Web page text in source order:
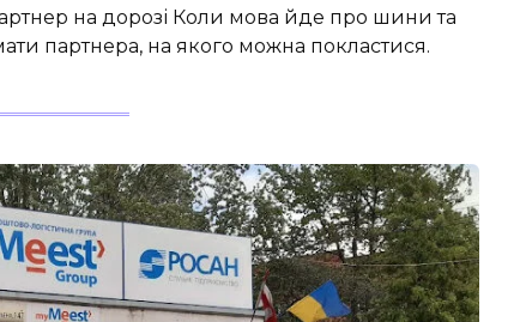
на дорозі Коли мова йде про шини та
партнера, на якого можна покластися.